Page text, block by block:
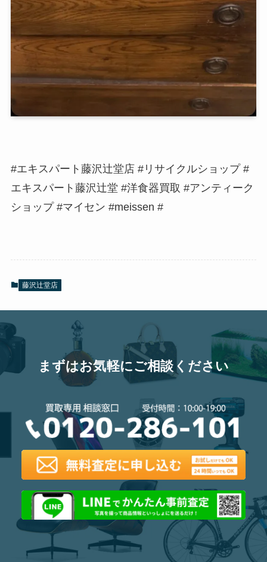
#エキスパート藤沢辻堂店 #リサイクルショップ #
エキスパート藤沢辻堂 #洋食器買取 #アンティーク
ショップ #マイセン #meissen #
藤沢辻堂店
まずはお気軽にご相談ください